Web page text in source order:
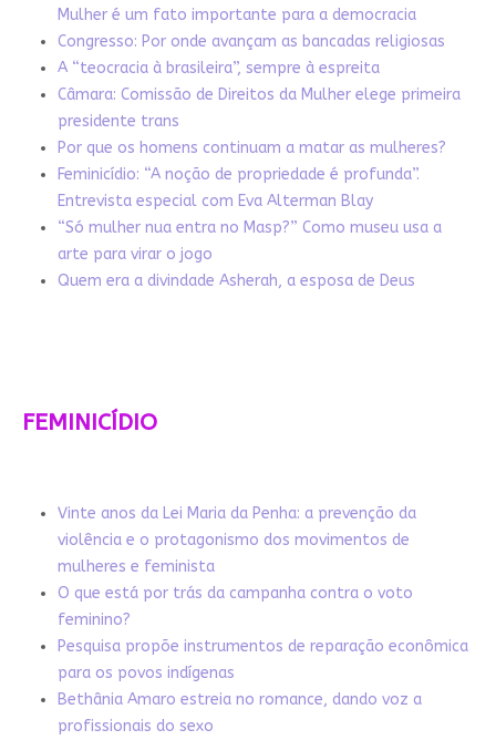
Mulher é um fato importante para a democracia
Congresso: Por onde avançam as bancadas religiosas
A “teocracia à brasileira”, sempre à espreita
Câmara: Comissão de Direitos da Mulher elege primeira
presidente trans
Por que os homens continuam a matar as mulheres?
Feminicídio: “A noção de propriedade é profunda”.
Entrevista especial com Eva Alterman Blay
“Só mulher nua entra no Masp?” Como museu usa a
arte para virar o jogo
Quem era a divindade Asherah, a esposa de Deus
FEMINICÍDIO
Vinte anos da Lei Maria da Penha: a prevenção da
violência e o protagonismo dos movimentos de
mulheres e feminista
O que está por trás da campanha contra o voto
feminino?
Pesquisa propõe instrumentos de reparação econômica
para os povos indígenas
Bethânia Amaro estreia no romance, dando voz a
profissionais do sexo